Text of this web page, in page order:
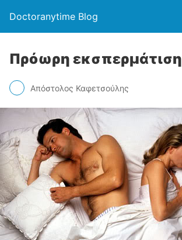
Doctoranytime Blog
Πρόωρη εκσπερμάτιση
Απόστολος Καφετσούλης